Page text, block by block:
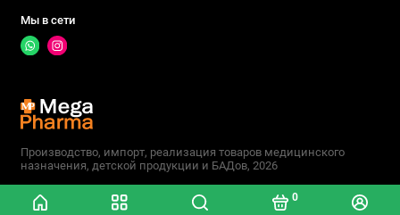
0
Мы в сети
Производство, импорт, реализация товаров медицинского
назначения, детской продукции и БАДов, 2026